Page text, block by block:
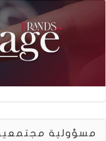
مسؤولية